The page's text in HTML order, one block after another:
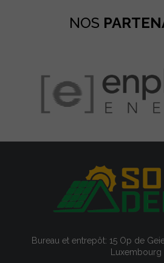
NOS
Bureau et entrepôt: 15 Op de
Luxembourg